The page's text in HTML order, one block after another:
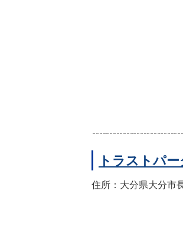
トラストパ
住所：大分県大分市